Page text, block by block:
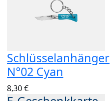
Schlüsselanhänger
N°02 Cyan
8,30 €